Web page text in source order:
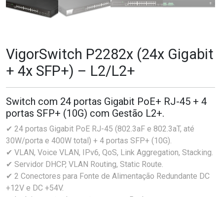
VigorSwitch P2282x (24x Gigabit
+ 4x SFP+) – L2/L2+
Switch com 24 portas Gigabit PoE+ RJ-45 + 4
portas SFP+ (10G) com Gestão L2+.
✔ 24 portas Gigabit PoE RJ-45 (802.3aF e 802.3aT, até
30W/porta e 400W total) + 4 portas SFP+ (10G).
✔ VLAN, Voice VLAN, IPv6, QoS, Link Aggregation, Stacking.
✔ Servidor DHCP, VLAN Routing, Static Route.
✔ 2 Conectores para Fonte de Alimentação Redundante DC
+12V e DC +54V.